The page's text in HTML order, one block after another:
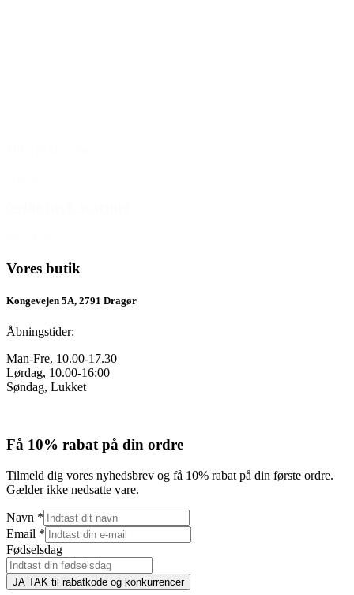
Vores butik
Kongevejen 5A, 2791 Dragør
Åbningstider:
Man-Fre, 10.00-17.30
Lørdag, 10.00-16:00
Søndag, Lukket
Få 10% rabat på din ordre
Tilmeld dig vores nyhedsbrev og få 10% rabat på din første ordre.
Gælder ikke nedsatte vare.
Navn *
Email *
Fødselsdag
JA TAK til rabatkode og konkurrencer